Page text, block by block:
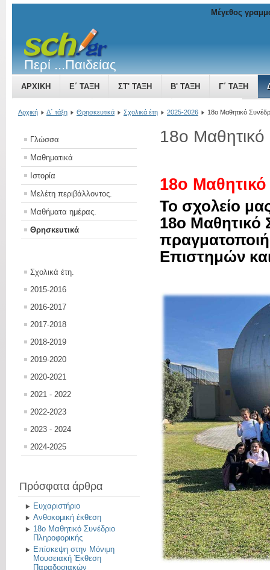
Περί ...Παιδείας
ΑΡΧΙΚΉ Ε΄ ΤΆΞΗ ΣΤ' ΤΆΞΗ Β' ΤΆΞΗ Γ΄ ΤΆΞΗ
ΤΟ ΒΥΖΑΝΤΙΝΌ ΚΡΆΤΟΣ ΜΙΑ ΔΎΝΑΜΗ ΠΟΥ ΜΕΓΑΛΏΝΕΙ
Μέγεθος
Αρχική Δ΄ τάξη Θρησκευτικά Σχολικά έτη 2025-2026 18ο Μαθητικό
Γλώσσα
Μαθηματικά
Ιστορία
Μελέτη περιβάλλοντος.
Μαθήματα ημέρας.
Θρησκευτικά
Σχολικά έτη.
2015-2016
2016-2017
2017-2018
2018-2019
2019-2020
2020-2021
2021 - 2022
2022-2023
2023 - 2024
2024-2025
Πρόσφατα άρθρα
Ευχαριστήριο
Ανθοκομική έκθεση
18ο Μαθητικό Συνέδριο
Πληροφορικής
Επίσκεψη στην Μόνιμη
Μουσειακή Έκθεση
Παραδοσιακών
18ο Μαθητικό
18ο
Το σχολείο
18ο Μαθητικό
Επιστημών